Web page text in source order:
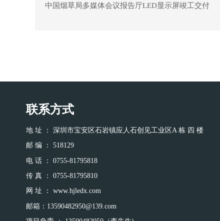
中国烟草局多媒体会议报告厅LED显示屏竣工交付
联系方式
地 址 ： 深圳市宝安区石岩镇应人石创见工业区A 栋 四 楼
邮 编 ： 518129
电 话 ： 0755-81795818
传 真 ： 0755-81795810
网 址 ： www.hjledx.com
邮箱： 13590482950@139.com